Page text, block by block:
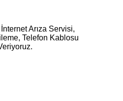
Arıza Servisi,
Telefon Kablosu